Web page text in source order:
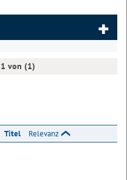
von (1)
Titel Relevanz